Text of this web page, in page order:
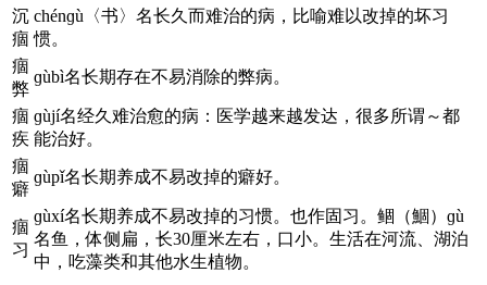
沉
痼
chénɡù〈书〉名长久而难治的病，比喻难以改掉的坏习
惯。
痼
弊
ɡùbì名长期存在不易消除的弊病。
痼
疾
ɡùjí名经久难治愈的病：医学越来越发达，很多所谓～都
能治好。
痼
癖
ɡùpǐ名长期养成不易改掉的癖好。
痼
习
ɡùxí名长期养成不易改掉的习惯。也作固习。鲴（鯝）ɡù
名鱼，体侧扁，长30厘米左右，口小。生活在河流、湖泊
中，吃藻类和其他水生植物。